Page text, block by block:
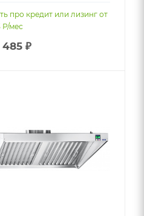
про кредит или лизинг от
Р/мес
₽